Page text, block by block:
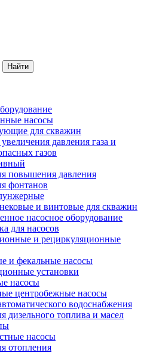
насосы
для скважин
давления газа и
газов
повышения давления
фонтанов
и винтовые для скважин
насосное оборудование
для насосов
и рециркуляционные
и фекальные насосы
установки
насосы
центробежные насосы
водоснабжения
дизельного топлива и масел
насосы
отопления